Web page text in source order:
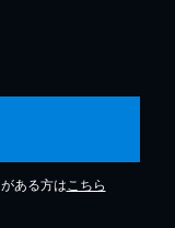
ある方は こちら